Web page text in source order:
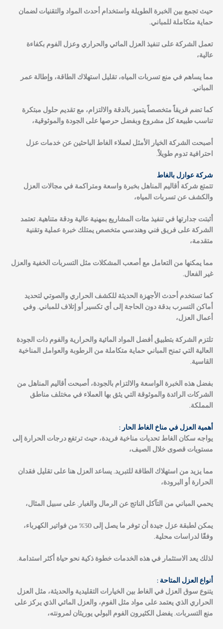
حيث تجمع بين الخبرة الطويلة واستخدام أحدث المواد والتقنيات لضمان
حماية متكاملة للمباني.
تعمل الشركة على تنفيذ العزل المائي والحراري وعزل الفوم بكفاءة
عالية،
مما يساهم في منع تسربات المياه، تقليل استهلاك الطاقة، وإطالة عمر
المباني.
كما تضم فريقاً متخصصاً يتميز بالدقة والالتزام، مع تقديم حلول مبتكرة
تناسب طبيعة كل مشروع وبفضل حرصها على الجودة والموثوقية،
أصبحت الشركة الخيار الأمثل لعملاء الغاط الباحثين عن خدمات عزل
احترافية تدوم طويلاً.
شركة عوازل بالغاط
تتمتع شركة أقاليم المناهلبخبرة واسعة ومتراكمة في مجالات العزل
والكشف عن تسربات المياه،
أثبتت جدارتها في تنفيذ مئات المشاريع بمهنية عالية ودقة متناهية. تعتمد
الشركة على فريق فني وهندسي متخصص يمتلك خبرة عملية وتقنية
متقدمة،
مما يمكنها من التعامل مع أصعب المشكلات مثل التسربات الخفية والعزل
غير الفعال.
كما تستخدم أحدث الأجهزة الحديثة للكشف الحراري والصوتي لتحديد
أماكن التسرب بدقة دون الحاجة إلى أي تكسير أو إتلاف للمباني. وفي
أعمال العزل،
تلتزم الشركة بتطبيق أفضل المواد المائية والحرارية والفوم ذات الجودة
العالية التي تمنح المباني حماية متكاملة من الرطوبة والعوامل المناخية
القاسية.
بفضل هذه الخبرة الواسعة والالتزام بالجودة، أصبحت أقاليم المناهل من
الشركات الرائدة والموثوقة التي يثق بها العملاء في مختلف مناطق
المملكة.
أهمية العزل في مناخ الغاط الحار :
يواجه سكان الغاط تحديات مناخية فريدة، حيث ترتفع درجات الحرارة إلى
مستويات قصوى خلال الصيف،
مما يزيد من استهلاك الطاقة للتبريد. يساعد العزل هنا على تقليل فقدان
الحرارة أو البرودة،
يحمي المباني من التآكل الناتج عن الرمال والغبار. على سبيل المثال،
يمكن لطبقة عزل جيدة أن توفر ما يصل إلى 30% من فواتير الكهرباء،
وفقًا لدراسات محلية.
لذلك يعد الاستثمار في هذه الخدمات خطوة ذكية نحو حياة أكثر استدامة.
أنواع العزل المتاحة :
يتنوع سوق العزل في الغاط بين الخيارات التقليدية والحديثة، مثل العزل
الحراري الذي يعتمد على مواد مثل الفوم، والعزل المائي الذي يركز على
منع التسربات. يفضل الكثيرون الفوم البولي يوريثان لمرونته،